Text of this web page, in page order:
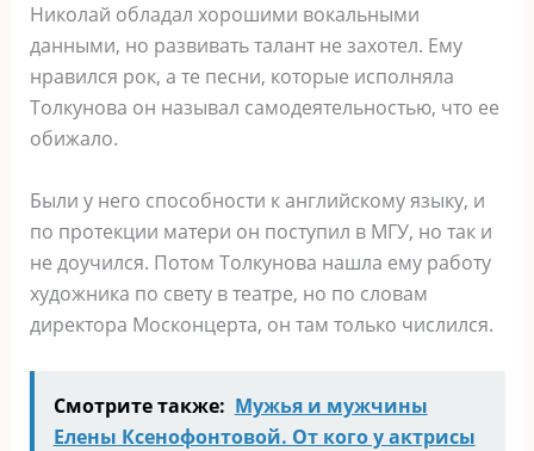
Николай обладал хорошими вокальными
данными, но развивать талант не захотел. Ему
нравился рок, а те песни, которые исполняла
Толкунова он называл самодеятельностью, что ее
обижало.
Были у него способности к английскому языку, и
по протекции матери он поступил в МГУ, но так и
не доучился. Потом Толкунова нашла ему работу
художника по свету в театре, но по словам
директора Москонцерта, он там только числился.
Смотрите также: Мужья и мужчины
Елены Ксенофонтовой. От кого у актрисы